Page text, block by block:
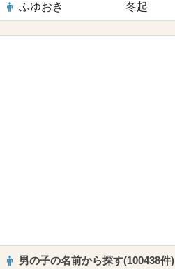
ふゆおき 冬起
男の子の名前から探す(100438件)